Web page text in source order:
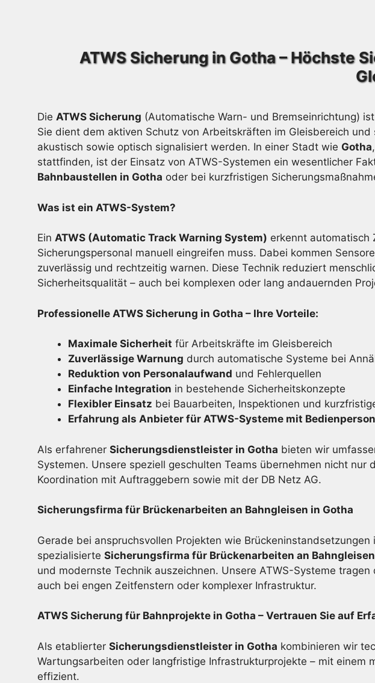
ATWS Sicherung in Gotha – Höchste
Die ATWS Sicherung (Automatische Warn- und Bremseinrichtung)
Sie dient dem aktiven Schutz von Arbeitskräften im Gleisbereich
akustisch sowie optisch signalisiert werden. In einer Stadt wie Gotha
stattfinden, ist der Einsatz von ATWS-Systemen ein wesentlicher
Bahnbaustellen in Gotha oder bei kurzfristigen
Was ist ein ATWS-System?
Ein ATWS (Automatic Track Warning System) erkennt automatisch
Sicherungspersonal manuell eingreifen muss. Dabei kommen
zuverlässig und rechtzeitig warnen. Diese Technik reduziert
Sicherheitsqualität – auch bei komplexen oder lang andauernden
Professionelle ATWS Sicherung in Gotha – Ihre Vorteile:
Maximale Sicherheit für Arbeitskräfte im Gleisbereich
Zuverlässige Warnung durch automatische Systeme bei
Reduktion von Personalaufwand und Fehlerquellen
Einfache Integration in bestehende Sicherheitskonzepte
Flexibler Einsatz bei Bauarbeiten, Inspektionen und
Erfahrung als Anbieter für ATWS-Systeme mit
Als erfahrener Sicherungsdienstleister in Gotha bieten wir
Systemen. Unsere speziell geschulten Teams übernehmen nicht
Koordination mit Auftraggebern sowie mit der DB Netz AG.
Sicherungsfirma für Brückenarbeiten an Bahngleisen in Gotha
Gerade bei anspruchsvollen Projekten wie
spezialisierte Sicherungsfirma für Brückenarbeiten an Bahngleisen
und modernste Technik auszeichnen. Unsere ATWS-Systeme
auch bei engen Zeitfenstern oder komplexer Infrastruktur.
ATWS Sicherung für Bahnprojekte in Gotha – Vertrauen Sie auf
Als etablierter Sicherungsdienstleister in Gotha kombinieren wir
Wartungsarbeiten oder langfristige Infrastrukturprojekte – mit einem
effizient.